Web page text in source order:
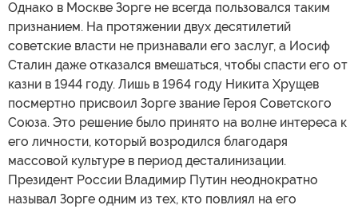
Однако в Москве Зорге не всегда пользовался таким
признанием. На протяжении двух десятилетий
советские власти не признавали его заслуг, а Иосиф
Сталин даже отказался вмешаться, чтобы спасти его от
казни в 1944 году. Лишь в 1964 году Никита Хрущев
посмертно присвоил Зорге звание Героя Советского
Союза. Это решение было принято на волне интереса к
его личности, который возродился благодаря
массовой культуре в период десталинизации.
Президент России Владимир Путин неоднократно
называл Зорге одним из тех, кто повлиял на его